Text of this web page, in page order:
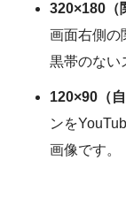
320×180（
画面右側の
黒帯のない
120×90（
ンを
画像です。